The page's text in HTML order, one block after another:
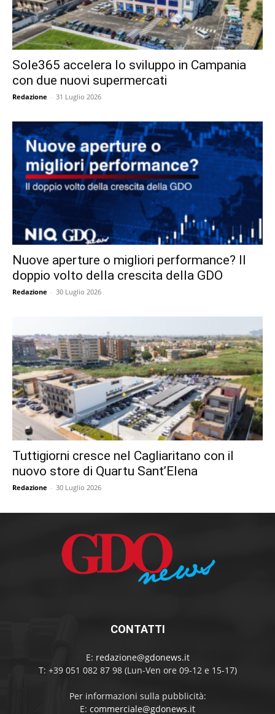
Sole365 accelera lo sviluppo in Campania
con due nuovi supermercati
Redazione - 31 Luglio 2026
Nuove aperture o migliori performance? Il
doppio volto della crescita della GDO
Redazione - 30 Luglio 2026
Tuttigiorni cresce nel Cagliaritano con il
nuovo store di Quartu Sant’Elena
Redazione - 30 Luglio 2026
CONTATTI
E: redazione@gdonews.it
T: +39 051 082 87 98 (Lun-Ven ore 09-12 e 15-17)
Per informazioni sulla pubblicità:
E: commerciale@gdonews.it